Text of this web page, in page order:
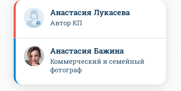
Анастасия Лукасева
Автор КП
Анастасия Бажина
Коммерческий и семейный
фотограф